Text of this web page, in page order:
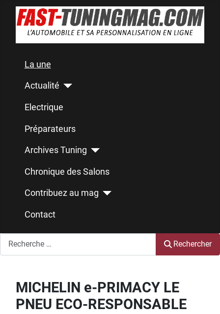
La une
Actualité
Electrique
Préparateurs
Archives Tuning
Chronique des Salons
Contribuez au mag
Contact
Rechercher
MICHELIN e-PRIMACY LE
PNEU ECO-RESPONSABLE